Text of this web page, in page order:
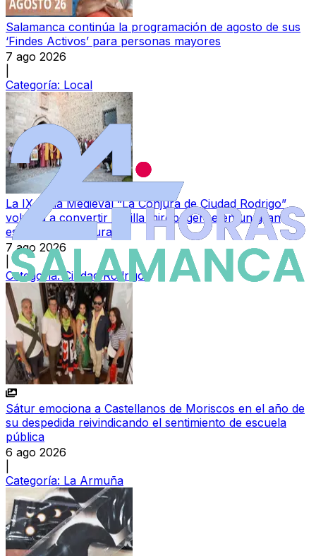
Salamanca continúa la programación de agosto de sus
‘Findes Activos’ para personas mayores
7 ago 2026
Categoría: Local
La IX Feria Medieval “La Conjura de Ciudad Rodrigo”
volverá a convertir la villa mirobrigense en un gran
espectáculo cultural
7 ago 2026
Categoría: Ciudad Rodrigo
Sátur emociona a Castellanos de Moriscos en el año de
su despedida reivindicando el sentimiento de escuela
pública
6 ago 2026
Categoría: La Armuña